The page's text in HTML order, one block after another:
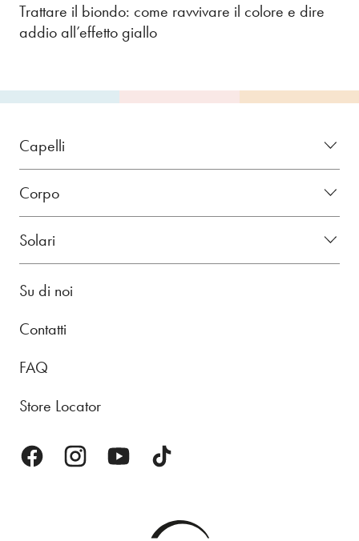
Trattare il biondo: come ravvivare il colore e dire
addio all’effetto giallo
Capelli
Corpo
Solari
Su di noi
Contatti
FAQ
Store Locator